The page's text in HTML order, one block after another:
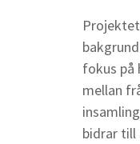
fokus på
mellan
bidrar till